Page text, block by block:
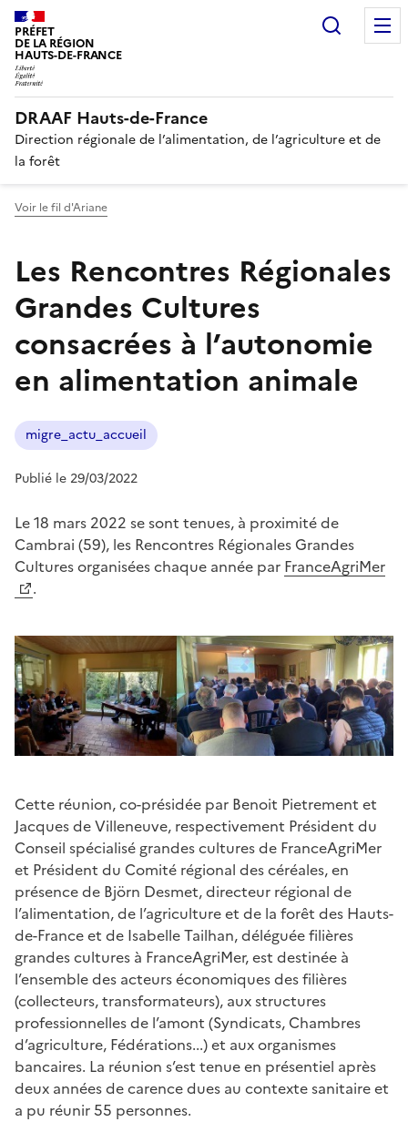
PRÉFET
DE LA RÉGION
HAUTS-DE-FRANCE
DRAAF Hauts-de-France
Direction régionale de l’alimentation, de l’agriculture et de
la forêt
Voir le fil d'Ariane
Les Rencontres Régionales
Grandes Cultures
consacrées à l’autonomie
en alimentation animale
migre_actu_accueil
Publié le 29/03/2022
Le 18 mars 2022 se sont tenues, à proximité de
Cambrai (59), les Rencontres Régionales Grandes
Cultures organisées chaque année par FranceAgriMer
.
Cette réunion, co-présidée par Benoit Pietrement et
Jacques de Villeneuve, respectivement Président du
Conseil spécialisé grandes cultures de FranceAgriMer
et Président du Comité régional des céréales, en
présence de Björn Desmet, directeur régional de
l’alimentation, de l’agriculture et de la forêt des Hauts-
de-France et de Isabelle Tailhan, déléguée filières
grandes cultures à FranceAgriMer, est destinée à
l’ensemble des acteurs économiques des filières
(collecteurs, transformateurs), aux structures
professionnelles de l’amont (Syndicats, Chambres
d’agriculture, Fédérations...) et aux organismes
bancaires. La réunion s’est tenue en présentiel après
deux années de carence dues au contexte sanitaire et
a pu réunir 55 personnes.